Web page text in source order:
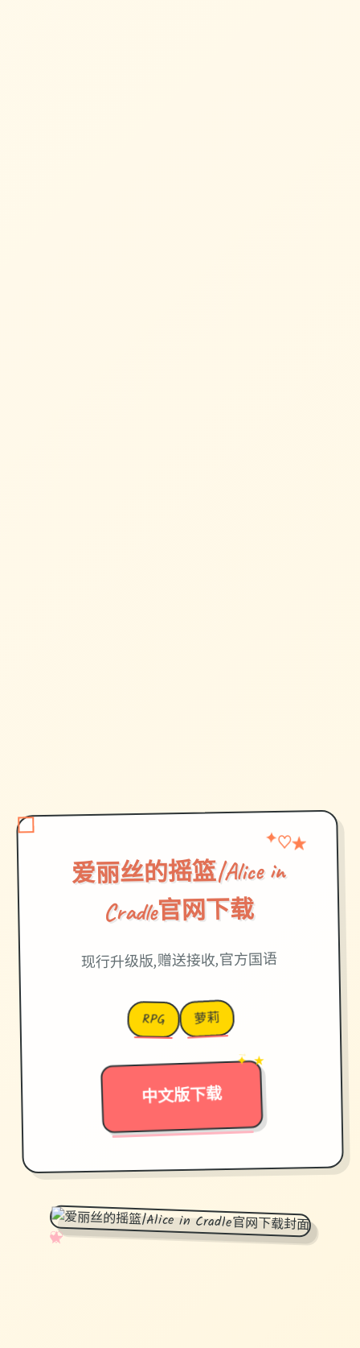
爱丽丝的摇篮|Alice in
Cradle官网下载
✦♡★
现行升级版,赠送接收,官方国语
RPG 萝莉
中文版下载
→
✦ ★
✧
♡
★
♥